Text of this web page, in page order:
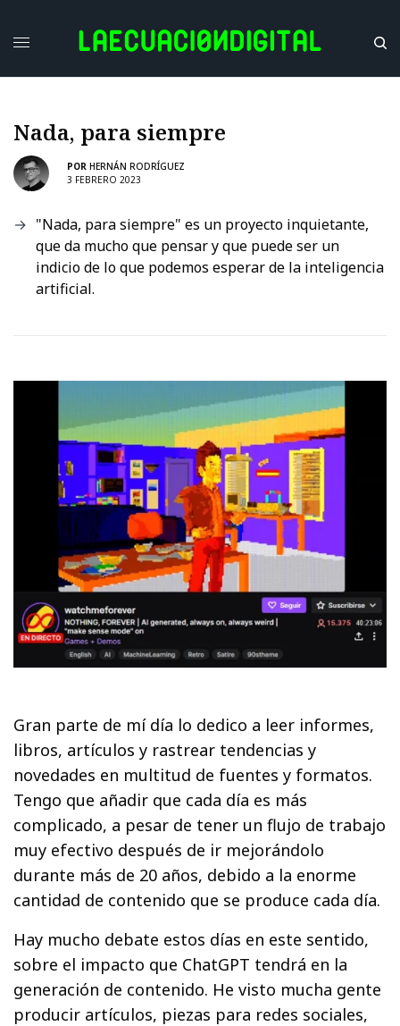
Nada, para siempre
POR HERNÁN RODRÍGUEZ
3 FEBRERO 2023
"Nada, para siempre" es un proyecto inquietante,
que da mucho que pensar y que puede ser un
indicio de lo que podemos esperar de la inteligencia
artificial.
Gran parte de mí día lo dedico a leer informes,
libros, artículos y rastrear tendencias y
novedades en multitud de fuentes y formatos.
Tengo que añadir que cada día es más
complicado, a pesar de tener un flujo de trabajo
muy efectivo después de ir mejorándolo
durante más de 20 años, debido a la enorme
cantidad de contenido que se produce cada día.
Hay mucho debate estos días en este sentido,
sobre el impacto que ChatGPT tendrá en la
generación de contenido. He visto mucha gente
producir artículos, piezas para redes sociales,